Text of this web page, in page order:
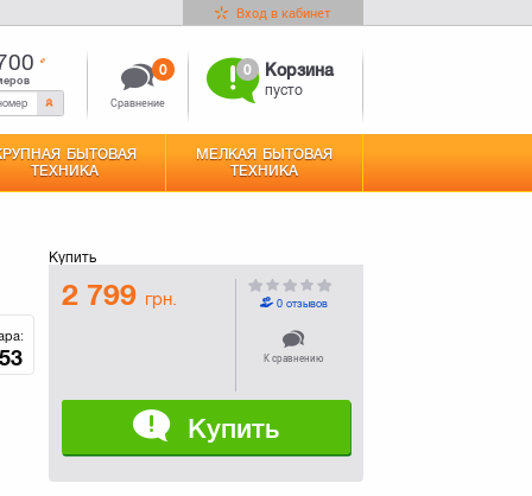
Вход в кабинет
Сравнение
0 0 Корзина
пусто
БЫТОВАЯ
ТЕХНИКА
МЕЛКАЯ БЫТОВАЯ
ТЕХНИКА
Купить
2 799 грн. 0 отзывов
К сравнению
Купить